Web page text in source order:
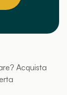
Acquista